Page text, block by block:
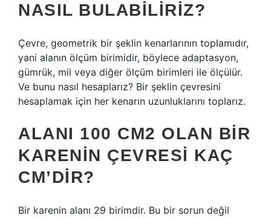
NASIL BULABILIRIZ?
Çevre, geometrik bir şeklin kenarlarının toplamıdır,
yani alanın ölçüm birimidir, böylece adaptasyon,
gümrük, mil veya diğer ölçüm birimleri ile ölçülür.
Ve bunu nasıl hesaplarız? Bir şeklin çevresini
hesaplamak için her kenarın uzunluklarını toplarız.
ALANI 100 CM2 OLAN BIR
KARENIN ÇEVRESI KAÇ
CM’DIR?
Bir karenin alanı 29 birimdir. Bu bir sorun değil